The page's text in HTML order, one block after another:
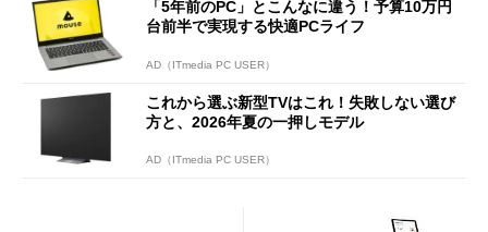
「5年前のPC」とこんなに違う！予算10万円
台前半で実現する快適PCライフ
AD（ITmedia PC USER）
これから選ぶ新型TVはこれ！失敗しない選び
方と、2026年夏の一押しモデル
AD（ITmedia PC USER）